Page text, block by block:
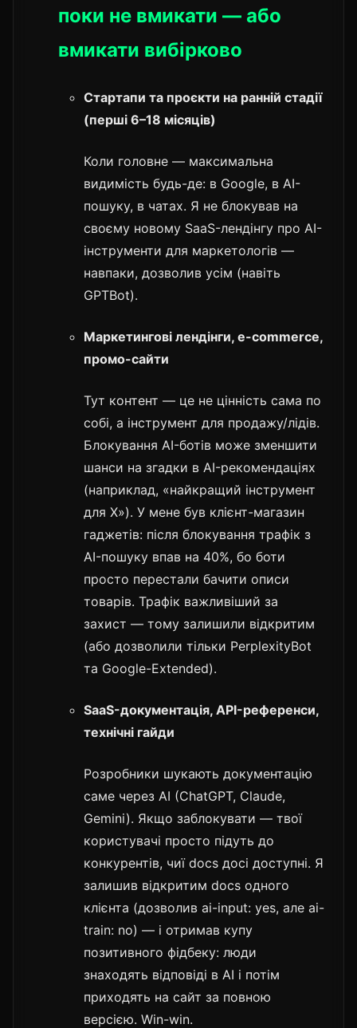
поки не вмикати — або
вмикати вибірково
Стартапи та проєкти на ранній стадії
(перші 6–18 місяців)
Коли головне — максимальна
видимість будь-де: в Google, в AI-
пошуку, в чатах. Я не блокував на
своєму новому SaaS-лендінгу про AI-
інструменти для маркетологів —
навпаки, дозволив усім (навіть
GPTBot).
Маркетингові лендінги, e-commerce,
промо-сайти
Тут контент — це не цінність сама по
собі, а інструмент для продажу/лідів.
Блокування AI-ботів може зменшити
шанси на згадки в AI-рекомендаціях
(наприклад, «найкращий інструмент
для X»). У мене був клієнт-магазин
гаджетів: після блокування трафік з
AI-пошуку впав на 40%, бо боти
просто перестали бачити описи
товарів. Трафік важливіший за
захист — тому залишили відкритим
(або дозволили тільки PerplexityBot
та Google-Extended).
SaaS-документація, API-референси,
технічні гайди
Розробники шукають документацію
саме через AI (ChatGPT, Claude,
Gemini). Якщо заблокувати — твої
користувачі просто підуть до
конкурентів, чиї docs досі доступні. Я
залишив відкритим docs одного
клієнта (дозволив ai-input: yes, але ai-
train: no) — і отримав купу
позитивного фідбеку: люди
знаходять відповіді в AI і потім
приходять на сайт за повною
версією. Win-win.